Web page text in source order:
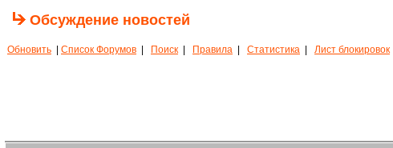
Обсуждение новостей
Обновить Список Форумов Поиск Правила Статистика Лист блокировок